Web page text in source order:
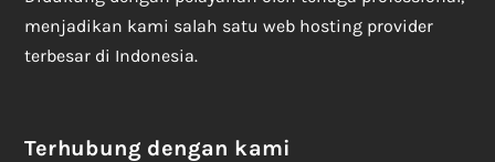
menjadikan kami salah satu web hosting provider
terbesar di Indonesia.
Terhubung dengan kami